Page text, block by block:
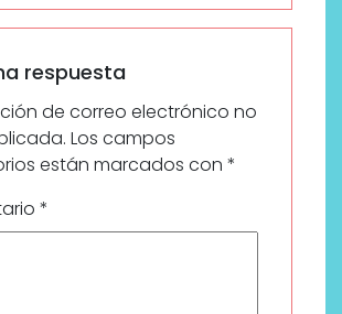
respuesta
de correo electrónico no
Los campos
están marcados con *
*